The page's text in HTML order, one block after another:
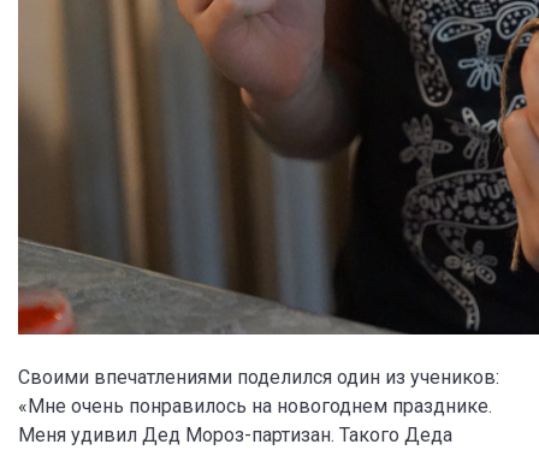
Своими впечатлениями поделился один из учеников:
«Мне очень понравилось на новогоднем празднике.
Меня удивил Дед Мороз-партизан. Такого Деда